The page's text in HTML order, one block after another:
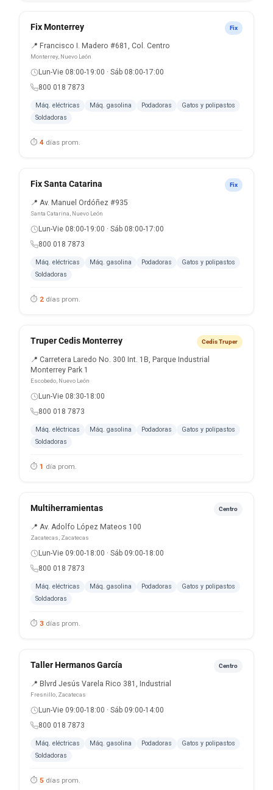
Fix Monterrey Fix
📍 Francisco I. Madero #681, Col. Centro
Monterrey, Nuevo León
Lun-Vie 08:00-19:00 · Sáb 08:00-17:00
800 018 7873
Máq. eléctricas Máq. gasolina Podadoras
Gatos y polipastos
Soldadoras
⏱ 4 días prom.
Fix Santa Catarina Fix
📍 Av. Manuel Ordóñez #935
Santa Catarina, Nuevo León
Lun-Vie 08:00-19:00 · Sáb 08:00-17:00
800 018 7873
Máq. eléctricas Máq. gasolina Podadoras
Gatos y polipastos
Soldadoras
⏱ 2 días prom.
Truper Cedis Monterrey Cedis Truper
📍 Carretera Laredo No. 300 Int. 1B, Parque Industrial
Monterrey Park 1
Escobedo, Nuevo León
Lun-Vie 08:30-18:00
800 018 7873
Máq. eléctricas Máq. gasolina Podadoras
Gatos y polipastos
Soldadoras
⏱ 1 día prom.
Multiherramientas Centro
📍 Av. Adolfo López Mateos 100
Zacatecas, Zacatecas
Lun-Vie 09:00-18:00 · Sáb 09:00-18:00
800 018 7873
Máq. eléctricas Máq. gasolina Podadoras
Gatos y polipastos
Soldadoras
⏱ 3 días prom.
Taller Hermanos García Centro
📍 Blvrd Jesús Varela Rico 381, Industrial
Fresnillo, Zacatecas
Lun-Vie 09:00-18:00 · Sáb 09:00-14:00
800 018 7873
Máq. eléctricas Máq. gasolina Podadoras
Gatos y polipastos
Soldadoras
⏱ 5 días prom.